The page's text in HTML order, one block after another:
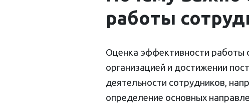
работы
Оценка эффективности работы
организацией и достижении
деятельности сотрудников,
определение основных